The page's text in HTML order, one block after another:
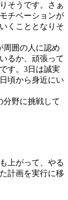
そうです。さぁ
チベーションが
くこととなりそ
周囲の人に認め
るか、頑張って
す。3日は誠実
頃から身近にい
分野に挑戦して
上がって、やる
計画を実行に移